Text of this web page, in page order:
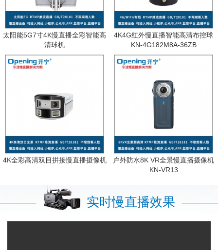
太阳能5G7寸4K慢直播全彩智能高
清球机
4K4G红外慢直播智能高清布控球
KN-4G182M8A-36ZB
4K全彩高清双目拼接慢直播摄像机
户外防水8K VR全景慢直播摄像机
KN-VR13
实时慢直播效果